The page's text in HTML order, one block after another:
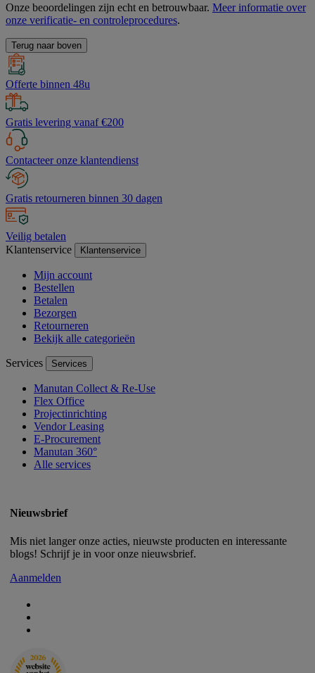
Onze beoordelingen zijn echt en betrouwbaar. Meer informatie over
onze verificatie- en controleprocedures.
Terug naar boven
Offerte binnen 48u
Gratis levering vanaf €200
Contacteer onze klantendienst
Gratis retourneren binnen 30 dagen
Veilig betalen
Klantenservice
Klantenservice
Mijn account
Bestellen
Betalen
Bezorgen
Retourneren
Bekijk alle categorieën
Services Services
Manutan Collect & Re-Use
Flex Office
Projectinrichting
Vendor Leasing
E-Procurement
Manutan 360°
Alle services
Nieuwsbrief
Mis niet langer onze acties, nieuwste producten en interessante
blogs! Schrijf je in voor onze nieuwsbrief.
Aanmelden